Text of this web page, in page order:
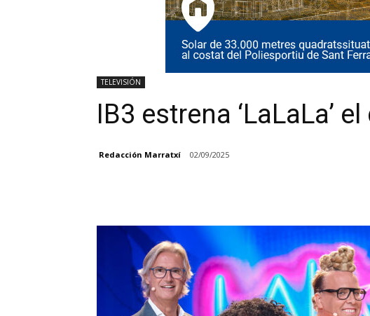
TELEVISIÓN
IB3 estrena ‘LaLaLa’
Redacción Marratxí 02/09/2025